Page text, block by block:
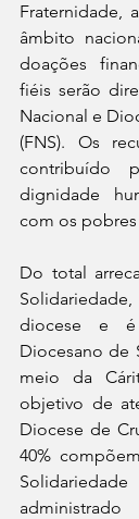
Fraternidade,
âmbito
doações
fiéis serão
Nacional e
(FNS). Os
contribuído
dignidade
com os
Do total
diocese e
Diocesano de
meio da
objetivo de
Diocese de
40%